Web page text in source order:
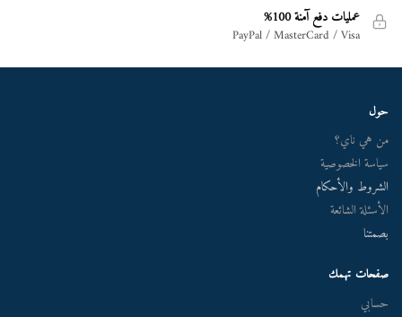
عمليات دفع آمنة 100%
PayPal / MasterCard / Visa
حول
من هي ناي؟
سياسة الخصوصية
الشروط والأحكام
الأسئلة الشائعة
بصمتنا
صفحات تهمك
حسابي